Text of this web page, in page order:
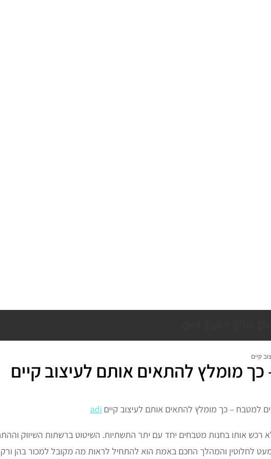
קיים
מומלץ להתאים אותם לעיצוב קיים
למטבח – כך מומלץ להתאים אותם לעיצוב קיים adi
רכש אותו בחנות מטבחים יחד עם יתר התשתיות. השיטוט ברשתות השיווק
לחלוטין והמהלך החכם באמת הוא להתחיל לראות מה מקובל למכור בהן